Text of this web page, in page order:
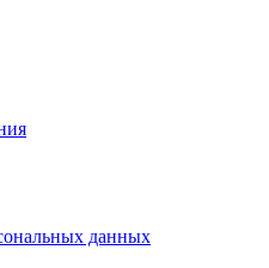
данных